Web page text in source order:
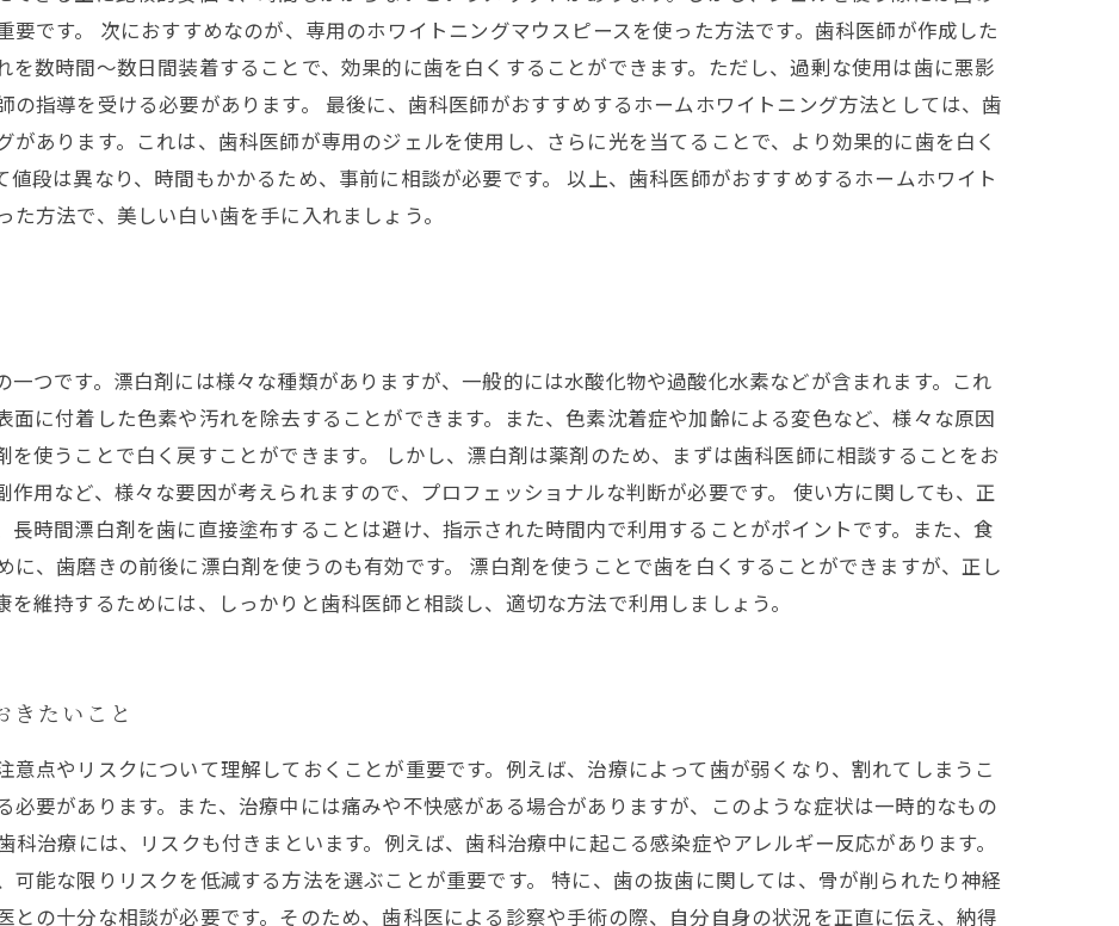
要です。 次におすすめなのが、専用のホワイトニングマウスピースを使った方法です。歯科医師が作成した
を数時間〜数日間装着することで、効果的に歯を白くすることができます。ただし、過剰な使用は歯に悪影
の指導を受ける必要があります。 最後に、歯科医師がおすすめするホームホワイトニング方法としては、歯
あります。これは、歯科医師が専用のジェルを使用し、さらに光を当てることで、より効果的に歯を白く
段は異なり、時間もかかるため、事前に相談が必要です。 以上、歯科医師がおすすめするホームホワイト
方法で、美しい白い歯を手に入れましょう。
つです。漂白剤には様々な種類がありますが、一般的には水酸化物や過酸化水素などが含まれます。これ
面に付着した色素や汚れを除去することができます。また、色素沈着症や加齢による変色など、様々な原因
使うことで白く戻すことができます。 しかし、漂白剤は薬剤のため、まずは歯科医師に相談することをお
用など、様々な要因が考えられますので、プロフェッショナルな判断が必要です。 使い方に関しても、正
長時間漂白剤を歯に直接塗布することは避け、指示された時間内で利用することがポイントです。また、食
に、歯磨きの前後に漂白剤を使うのも有効です。 漂白剤を使うことで歯を白くすることができますが、正し
維持するためには、しっかりと歯科医師と相談し、適切な方法で利用しましょう。
たいこと
点やリスクについて理解しておくことが重要です。例えば、治療によって歯が弱くなり、割れてしまうこ
必要があります。また、治療中には痛みや不快感がある場合がありますが、このような症状は一時的なもの
科治療には、リスクも付きまといます。例えば、歯科治療中に起こる感染症やアレルギー反応があります。
可能な限りリスクを低減する方法を選ぶことが重要です。 特に、歯の抜歯に関しては、骨が削られたり神経
との十分な相談が必要です。そのため、歯科医による診察や手術の際、自分自身の状況を正直に伝え、納得